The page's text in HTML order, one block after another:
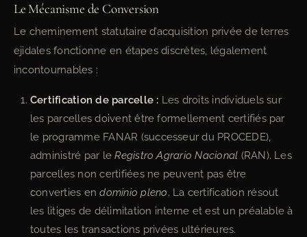
Le Mécanisme de Conversion
Le cheminement statutaire d’acquisition privée de terres
ejidales fonctionne en étapes discrètes, légalement
incontournables :
Certification de parcelle : Les droits individuels sur
les parcelles doivent être formellement certifiés par
le programme FANAR (successeur du PROCEDE),
administré par leRegistro Agrario Nacional (RAN). Les
parcelles non certifiées ne peuvent pas être
converties endominio pleno. La certification résout
les litiges de délimitation interne et est un préalable à
toutes les transactions privées ultérieures.